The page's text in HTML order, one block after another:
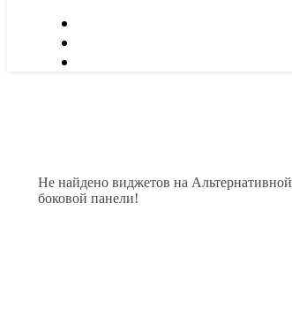
Не найдено виджетов на Альтернативной
боковой панели!